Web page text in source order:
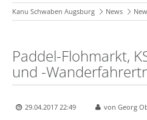
Kanu Schwaben Augsburg News
Paddel-Flohmarkt,
und -
29.04.2017 22:49 von Georg